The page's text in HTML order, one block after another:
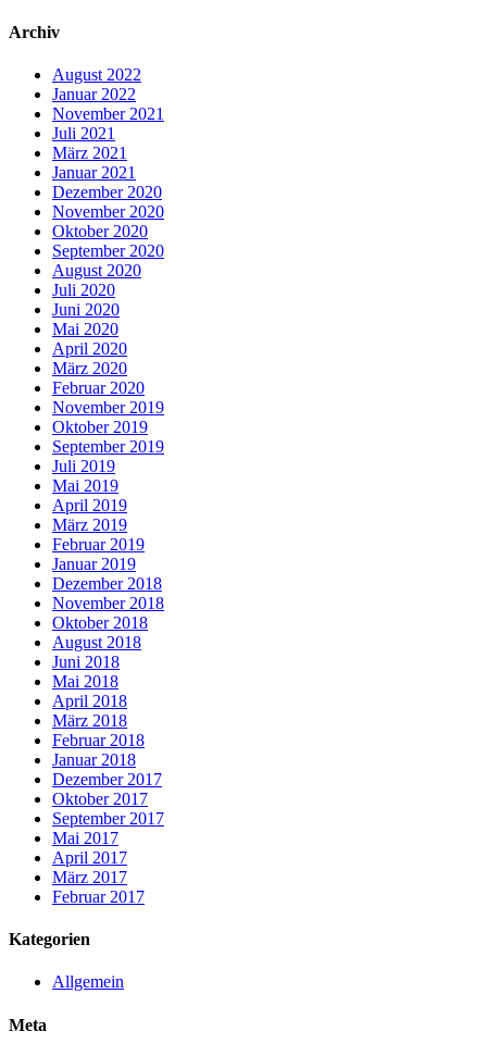
Archiv
August 2022
Januar 2022
November 2021
Juli 2021
März 2021
Januar 2021
Dezember 2020
November 2020
Oktober 2020
September 2020
August 2020
Juli 2020
Juni 2020
Mai 2020
April 2020
März 2020
Februar 2020
November 2019
Oktober 2019
September 2019
Juli 2019
Mai 2019
April 2019
März 2019
Februar 2019
Januar 2019
Dezember 2018
November 2018
Oktober 2018
August 2018
Juni 2018
Mai 2018
April 2018
März 2018
Februar 2018
Januar 2018
Dezember 2017
Oktober 2017
September 2017
Mai 2017
April 2017
März 2017
Februar 2017
Kategorien
Allgemein
Meta